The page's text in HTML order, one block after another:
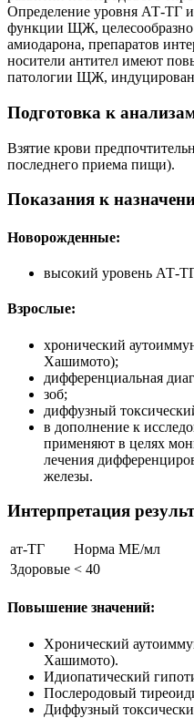
Определение уровня АТ-ТГ
функции ЩЖ, целесообразно
амиодарона, препаратов
носители антител имеют
патологии ЩЖ,
Подготовка к
Взятие крови
последнего приема пищи).
Показания к
Новорожденные:
высокий уровень АТ-
Взрослые:
хронический
Хашимото);
дифференциальная
зоб;
диффузный
в дополнение к
применяют в целях
лечения
железы.
Интерпретация
ат-ТГ
Норма МЕ/мл
Здоровые < 40
Повышение значений:
Хронический
Хашимото).
Идиопатический
Послеродовый
Диффузный